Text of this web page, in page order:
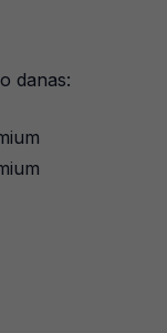
danas: